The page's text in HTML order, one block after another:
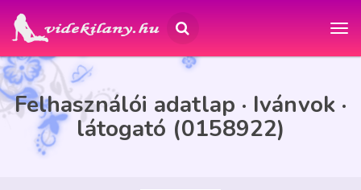
Felhasználói adatlap · Ivánvok ·
látogató (0158922)